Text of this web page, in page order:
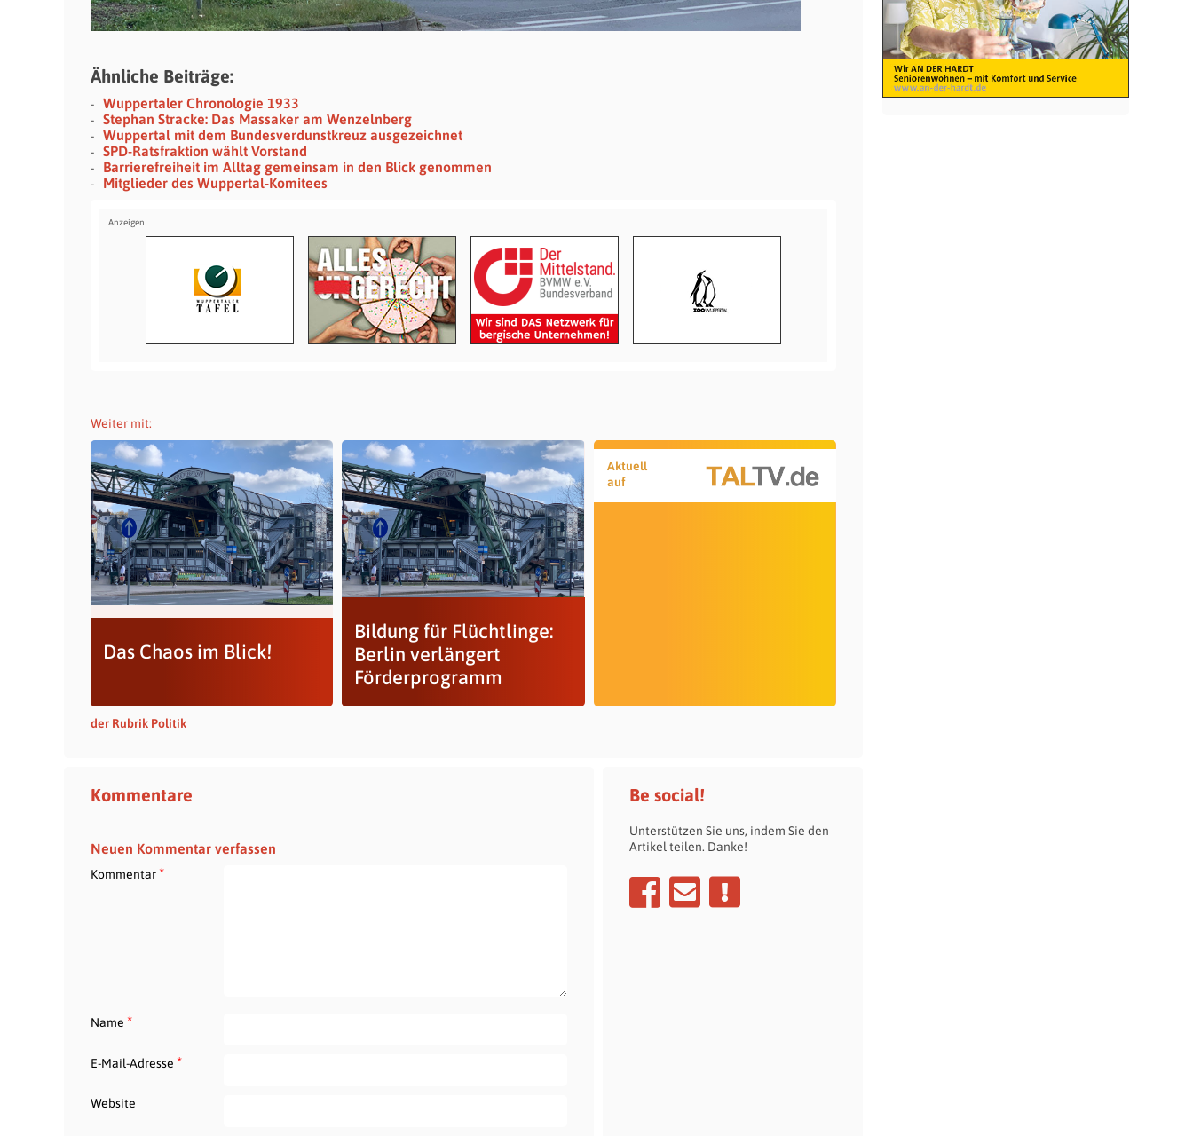
Ähnliche Beiträge:
Wuppertaler Chronologie 1933
Stephan Stracke: Das Massaker am Wenzelnberg
Wuppertal mit dem Bundesverdunstkreuz ausgezeichnet
SPD-Ratsfraktion wählt Vorstand
Barrierefreiheit im Alltag gemeinsam in den Blick genommen
Mitglieder des Wuppertal-Komitees
Weiter mit:
Das Chaos im Blick!
Bildung für Flüchtlinge:
Berlin verlängert
Förderprogramm
Aktuell
auf
der Rubrik Politik
Kommentare
Neuen Kommentar verfassen
Kommentar*
Name *
E-Mail-Adresse *
Website
Be social!
Unterstützen Sie uns, indem Sie den
Artikel teilen. Danke!